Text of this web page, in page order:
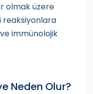
olmak üzere
reaksiyonlara
immünolojik
Neden Olur?